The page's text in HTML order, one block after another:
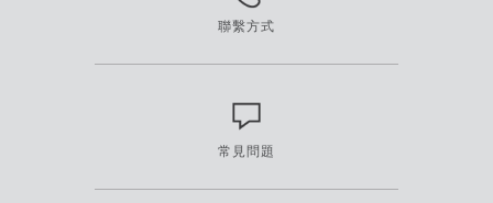
聯繫方式
常見問題